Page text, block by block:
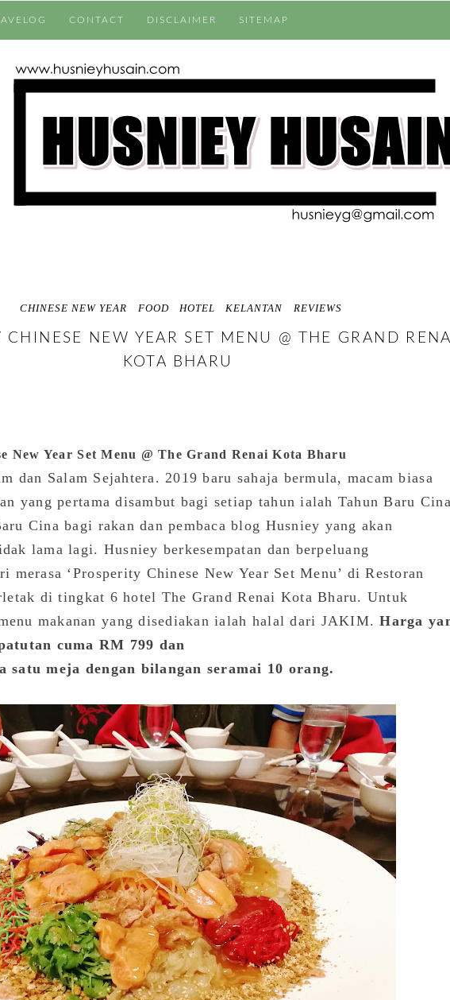
CONTACT DISCLAIMER SITEMAP
CHINESE NEW YEAR FOOD HOTEL KELANTAN REVIEWS
CHINESE NEW YEAR SET MENU @ THE GRAND RENAI
KOTA BHARU
New Year Set Menu @ The Grand Renai Kota Bharu
dan Salam Sejahtera. 2019 baru sahaja bermula, macam biasa
yang pertama disambut bagi setiap tahun ialah Tahun Baru
Cina bagi rakan dan pembaca blog Husniey yang akan
lama lagi. Husniey berkesempatan dan berpeluang
merasa ‘Prosperity Chinese New Year Set Menu’ di Restoran
di tingkat 6 hotel The Grand Renai Kota Bharu. Untuk
makanan yang disediakan ialah halal dari JAKIM.Harga
cuma RM 799 dan
satu meja dengan bilangan seramai 10 orang.